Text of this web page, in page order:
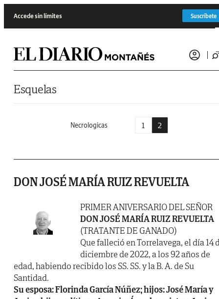
Accede sin límites Suscríbete
Esquelas
Necrologicas 1 2
DON JOSÉ MARÍA RUIZ REVUELTA
PRIMER ANIVERSARIO DEL SEÑOR
DON JOSÉ MARÍA RUIZ REVUELTA
(TRATANTE DE GANADO)
Que falleció en Torrelavega, el día 14
diciembre de 2022, a los 92 años de
edad, habiendo recibido los SS. SS. y la B. A. de Su
Santidad.
Su esposa: Florinda García Núñez; hijos: José María y